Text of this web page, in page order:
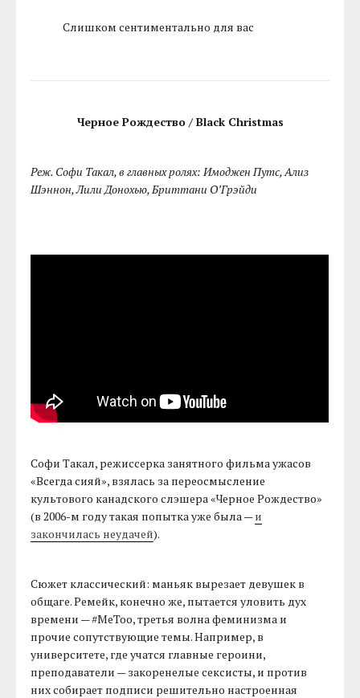
Слишком сентиментально для вас
Черное Рождество / Black Christmas
Реж. Софи Такал, в главных ролях: Имоджен Путс, Ализ
Шэннон, Лили Донохью, Бриттани О’Грэйди
Софи Такал, режиссерка занятного фильма ужасов
«Всегда сияй», взялась за переосмысление
культового канадского слэшера «Черное Рождество»
(в 2006-м году такая попытка уже была —и
закончилась неудачей).
Сюжет классический: маньяк вырезает девушек в
общаге. Ремейк, конечно же, пытается уловить дух
времени — #MeToo, третья волна феминизма и
прочие сопутствующие темы. Например, в
университете, где учатся главные героини,
преподаватели — закоренелые сексисты, и против
них собирает подписи решительно настроенная